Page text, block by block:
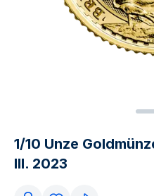
1/10 Unze
III. 2023